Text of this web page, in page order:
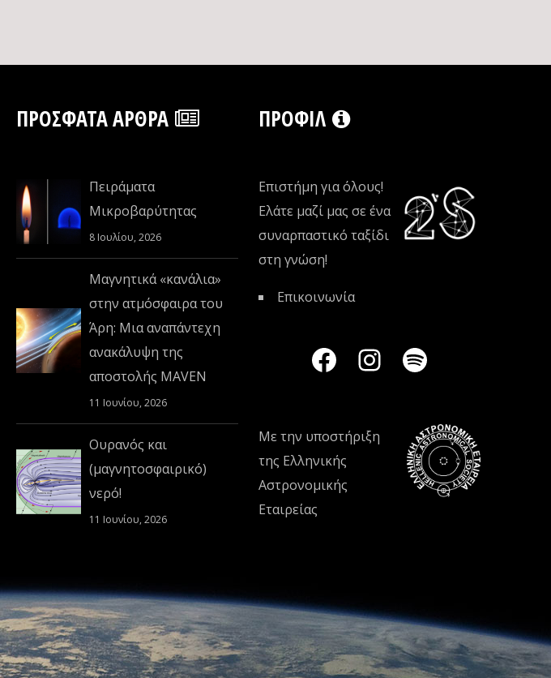
ΠΡΌΣΦΑΤΑ ΆΡΘΡΑ
Πειράματα
Μικροβαρύτητας
8 Ιουλίου, 2026
Μαγνητικά «κανάλια»
στην ατμόσφαιρα του
Άρη: Μια αναπάντεχη
ανακάλυψη της
αποστολής MAVEN
11 Ιουνίου, 2026
Ουρανός και
(μαγνητοσφαιρικό)
νερό!
11 Ιουνίου, 2026
ΠΡΟΦΊΛ
Επιστήμη για όλους!
Ελάτε μαζί μας σε ένα
συναρπαστικό ταξίδι
στη γνώση!
Επικοινωνία
Με την υποστήριξη
της Ελληνικής
Αστρονομικής
Εταιρείας